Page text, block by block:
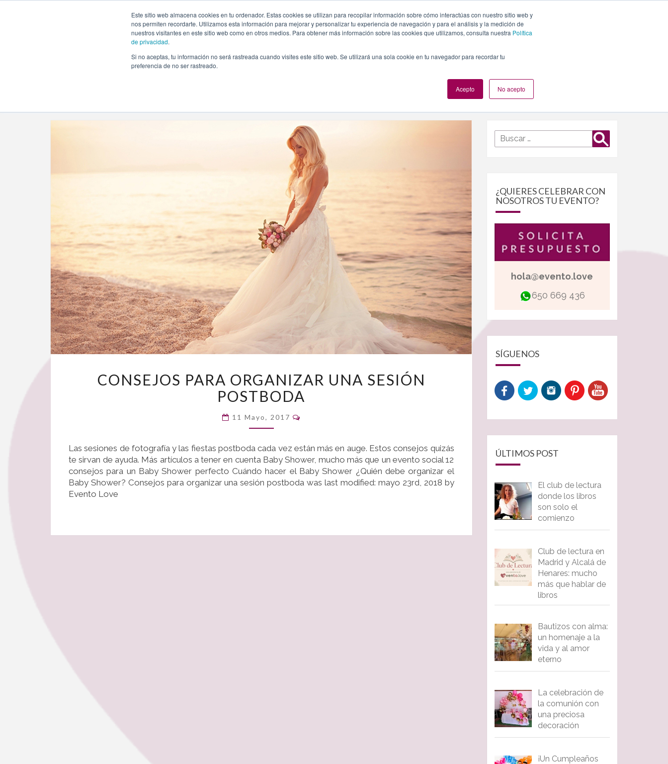
Este sitio web almacena cookies en tu ordenador. Estas cookies se utilizan para recopilar información sobre cómo interactúas con nuestro sitio web y
nos permiten recordarte. Utilizamos esta información para mejorar y personalizar tu experiencia de navegación y para el análisis y la medición de
nuestros visitantes en este sitio web como en otros medios. Para obtener más información sobre las cookies que utilizamos, consulta nuestra Política
de privacidad.
Si no aceptas, tu información no será rastreada cuando visites este sitio web. Se utilizará una sola cookie en tu navegador para recordar tu
preferencia de no ser rastreado.
Acepto No acepto
INICIO QUIÉNES SOMOS TE OFRECEMOS PLANES NUESTROS EVENTOS
PARA
ORGANIZAR
UNA
SESIÓN
POSTBODA
CONSEJOS PARA ORGANIZAR UNA SESIÓN
POSTBODA
11 Mayo, 2017
Las sesiones de fotografía y las fiestas postboda cada vez están más en auge. Estos consejos quizás
te sirvan de ayuda. Más artículos a tener en cuenta Baby Shower, mucho más que un evento social 12
consejos para un Baby Shower perfecto Cuándo hacer el Baby Shower ¿Quién debe organizar el
Baby Shower? Consejos para organizar una sesión postboda was last modified: mayo 23rd, 2018 by
Evento Love
Buscar
por:
Buscar
¿QUIERES CELEBRAR CON
NOSOTROS TU EVENTO?
hola@evento.love
650 669 436
SÍGUENOS
ÚLTIMOS POST
El club de lectura
donde los libros
son solo el
comienzo
Club de lectura en
Madrid y Alcalá de
Henares: mucho
más que hablar de
libros
Bautizos con alma:
un homenaje a la
vida y al amor
eterno
La celebración de
la comunión con
una preciosa
decoración
¡Un Cumpleaños